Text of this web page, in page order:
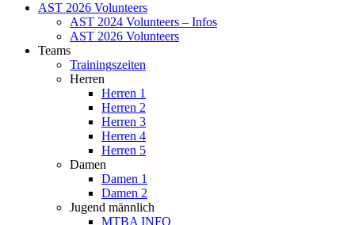
AST 2026 Volunteers
AST 2024 Volunteers – Infos
AST 2026 Volunteers
Teams
Trainingszeiten
Herren
Herren 1
Herren 2
Herren 3
Herren 4
Herren 5
Damen
Damen 1
Damen 2
Jugend männlich
MTBA INFO